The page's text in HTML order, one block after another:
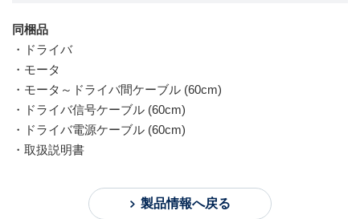
同梱品
ドライバ
モータ
モータ～ドライバ間ケーブル (60cm)
ドライバ信号ケーブル (60cm)
ドライバ電源ケーブル (60cm)
取扱説明書
製品情報へ戻る